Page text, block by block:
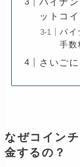
ットコ
バイ
手数
さいごに
なぜコイン
金するの？